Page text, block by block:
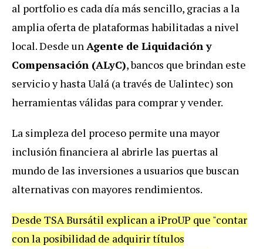
al portfolio es cada día más sencillo, gracias a la
amplia oferta de plataformas habilitadas a nivel
local. Desde unAgente de Liquidación y
Compensación (ALyC), bancos que brindan este
servicio y hasta Ualá (a través de Ualintec) son
herramientas válidas para comprar y vender.
La simpleza del proceso permite una mayor
inclusión financiera al abrirle las puertas al
mundo de las inversiones a usuarios que buscan
alternativas con mayores rendimientos.
Desde TSA Bursátil explican a iProUP que "contar
con la posibilidad de adquirir títulos